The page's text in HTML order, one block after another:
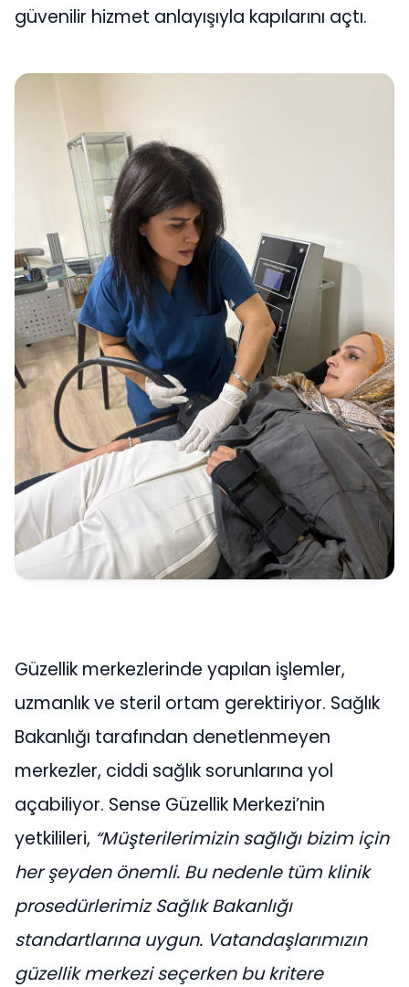
güvenilir hizmet anlayışıyla kapılarını açtı.
Güzellik merkezlerinde yapılan işlemler,
uzmanlık ve steril ortam gerektiriyor. Sağlık
Bakanlığı tarafından denetlenmeyen
merkezler, ciddi sağlık sorunlarına yol
açabiliyor. Sense Güzellik Merkezi’nin
yetkilileri, “Müşterilerimizin sağlığı bizim için
her şeyden önemli. Bu nedenle tüm klinik
prosedürlerimiz Sağlık Bakanlığı
standartlarına uygun. Vatandaşlarımızın
güzellik merkezi seçerken bu kritere